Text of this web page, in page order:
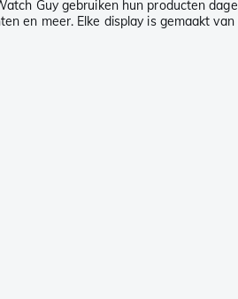
Guy gebruiken hun producten
en meer. Elke display is gemaakt